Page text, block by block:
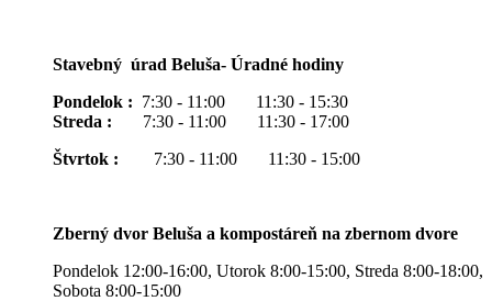
Stavebný úrad Beluša- Úradné hodiny
Pondelok : 7:30 - 11:00 11:30 - 15:30
Streda : 7:30 - 11:00 11:30 - 17:00
Štvrtok : 7:30 - 11:00 11:30 - 15:00
Zberný dvor Beluša a kompostáreň na zbernom dvore
Pondelok 12:00-16:00, Utorok 8:00-15:00, Streda 8:00-18:00,
Sobota 8:00-15:00